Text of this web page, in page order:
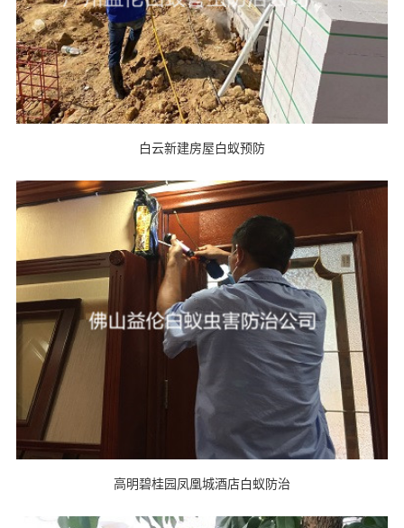
白云新建房屋白蚁预防
高明碧桂园凤凰城酒店白蚁防治